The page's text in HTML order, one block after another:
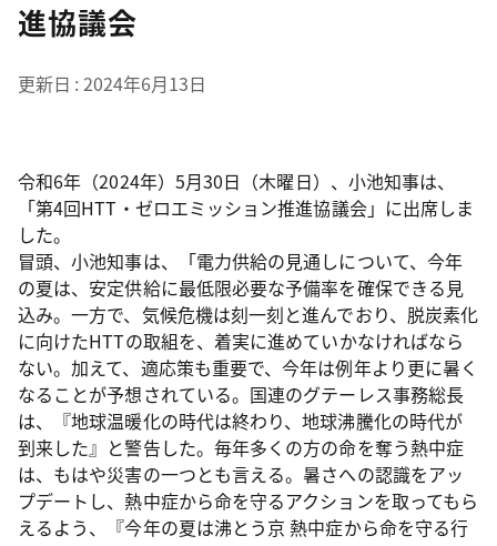
進協議会
更新日 2024年6月13日
令和6年（2024年）5月30日（木曜日）、小池知事は、
「第4回HTT・ゼロエミッション推進協議会」に出席しま
した。
冒頭、小池知事は、「電力供給の見通しについて、今年
の夏は、安定供給に最低限必要な予備率を確保できる見
込み。一方で、気候危機は刻一刻と進んでおり、脱炭素化
に向けたHTTの取組を、着実に進めていかなければなら
ない。加えて、適応策も重要で、今年は例年より更に暑く
なることが予想されている。国連のグテーレス事務総長
は、『地球温暖化の時代は終わり、地球沸騰化の時代が
到来した』と警告した。毎年多くの方の命を奪う熱中症
は、もはや災害の一つとも言える。暑さへの認識をアッ
プデートし、熱中症から命を守るアクションを取ってもら
えるよう、『今年の夏は沸とう京 熱中症から命を守る行